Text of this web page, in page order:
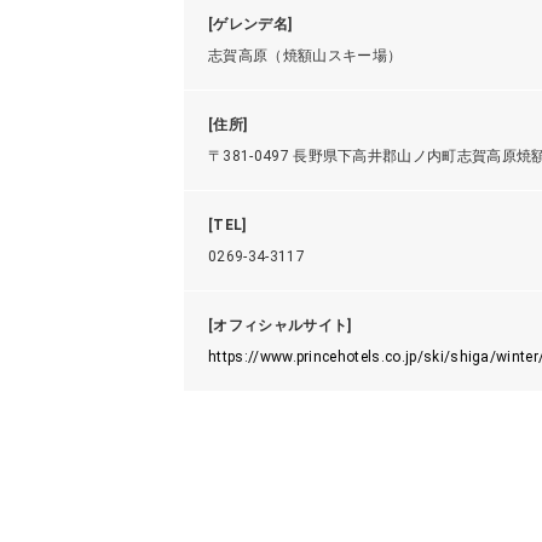
[ゲレンデ名]
志賀高原（焼額山スキー場）
[住所]
〒381-0497 長野県下高井郡山ノ内町志賀高原焼
[TEL]
0269-34-3117
[オフィシャルサイト]
https://www.princehotels.co.jp/ski/shiga/